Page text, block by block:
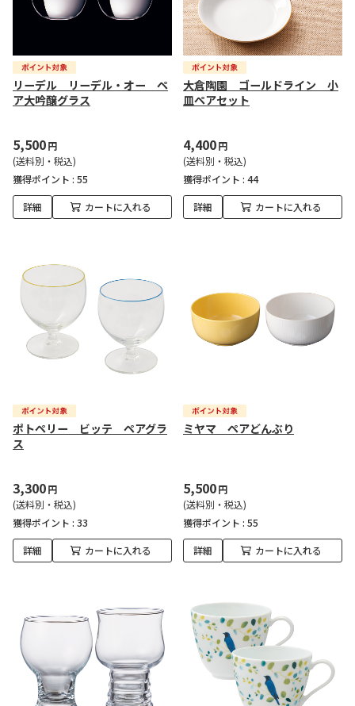
リーデル リーデル・オー ペ
ア大吟醸グラス
5,500円
(送料別・税込)
獲得ポイント : 55
詳細 カートに入れる
大倉陶園 ゴールドライン 小
皿ペアセット
4,400円
(送料別・税込)
獲得ポイント : 44
詳細 カートに入れる
ポトペリー ビッテ ペアグラ
ス
3,300円
(送料別・税込)
獲得ポイント : 33
詳細 カートに入れる
ミヤマ ペアどんぶり
5,500円
(送料別・税込)
獲得ポイント : 55
詳細 カートに入れる